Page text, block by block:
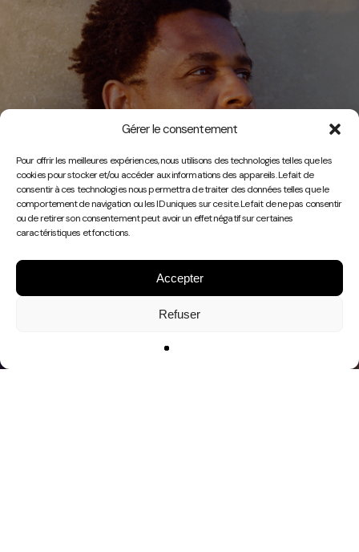
Gérer le consentement
Pour offrir les meilleures expériences, nous utilisons des technologies telles que les
cookies pour stocker et/ou accéder aux informations des appareils. Le fait de
consentir à ces technologies nous permettra de traiter des données telles que le
comportement de navigation ou les ID uniques sur ce site. Le fait de ne pas consentir
ou de retirer son consentement peut avoir un effet négatif sur certaines
caractéristiques et fonctions.
Accepter
Refuser
Play
Video